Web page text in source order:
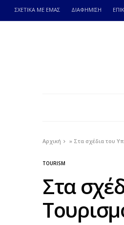
ΣΧΕΤΙΚΑ ΜΕ ΕΜΑΣ ΔΙΑΦΗΜΙΣΗ
Αρχική » Στα σχέδια του
TOURISM
Στα